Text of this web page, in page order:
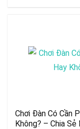
Chơi Đàn Có Cần
Không? – Chia Sẻ